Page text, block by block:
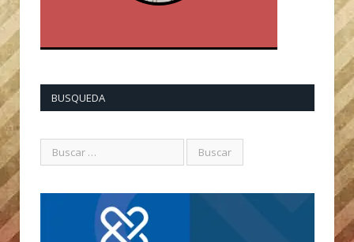
BUSQUEDA